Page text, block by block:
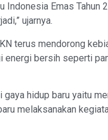
Emas Tahun
ujarnya.
terus mendorong
energi bersih seperti
hidup baru yaitu
melaksanakan